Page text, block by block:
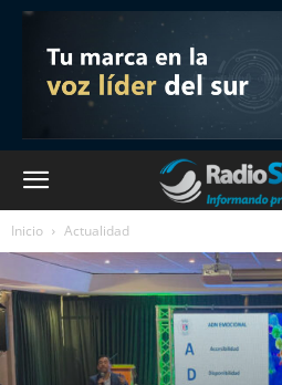
Inicio Actualidad